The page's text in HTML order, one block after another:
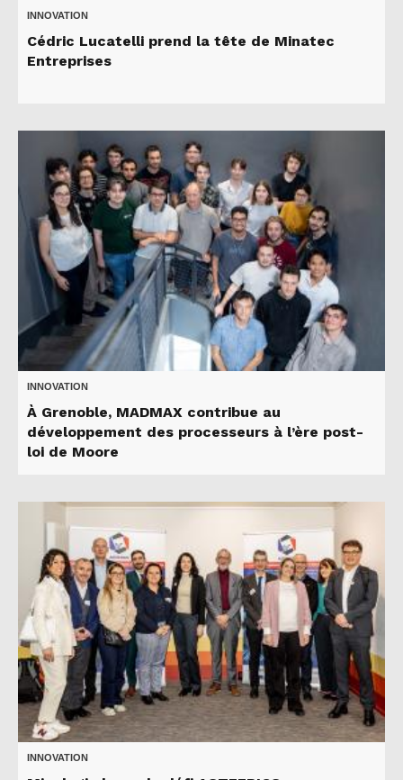
INNOVATION
Cédric Lucatelli prend la tête de Minatec
Entreprises
INNOVATION
À Grenoble, MADMAX contribue au
développement des processeurs à l’ère post-
loi de Moore
INNOVATION